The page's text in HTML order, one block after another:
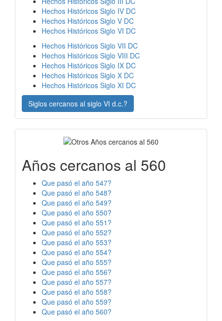
Hechos Históricos Siglo IV DC
Hechos Históricos Siglo V DC
Hechos Históricos Siglo VI DC
Hechos Históricos Siglo VII DC
Hechos Históricos Siglo VIII DC
Hechos Históricos Siglo IX DC
Hechos Históricos Siglo X DC
Hechos Históricos Siglo XI DC
Siglos cercanos al siglo VI d.c.?
Años cercanos al 560
Que pasó el año 547?
Que pasó el año 548?
Que pasó el año 549?
Que pasó el año 550?
Que pasó el año 551?
Que pasó el año 552?
Que pasó el año 553?
Que pasó el año 554?
Que pasó el año 555?
Que pasó el año 556?
Que pasó el año 557?
Que pasó el año 558?
Que pasó el año 559?
Que pasó el año 560?